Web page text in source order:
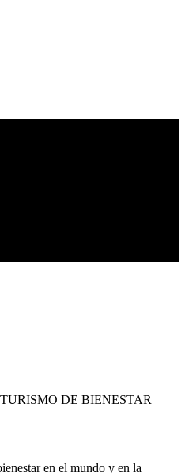
DE BIENESTAR​
en el mundo y en la